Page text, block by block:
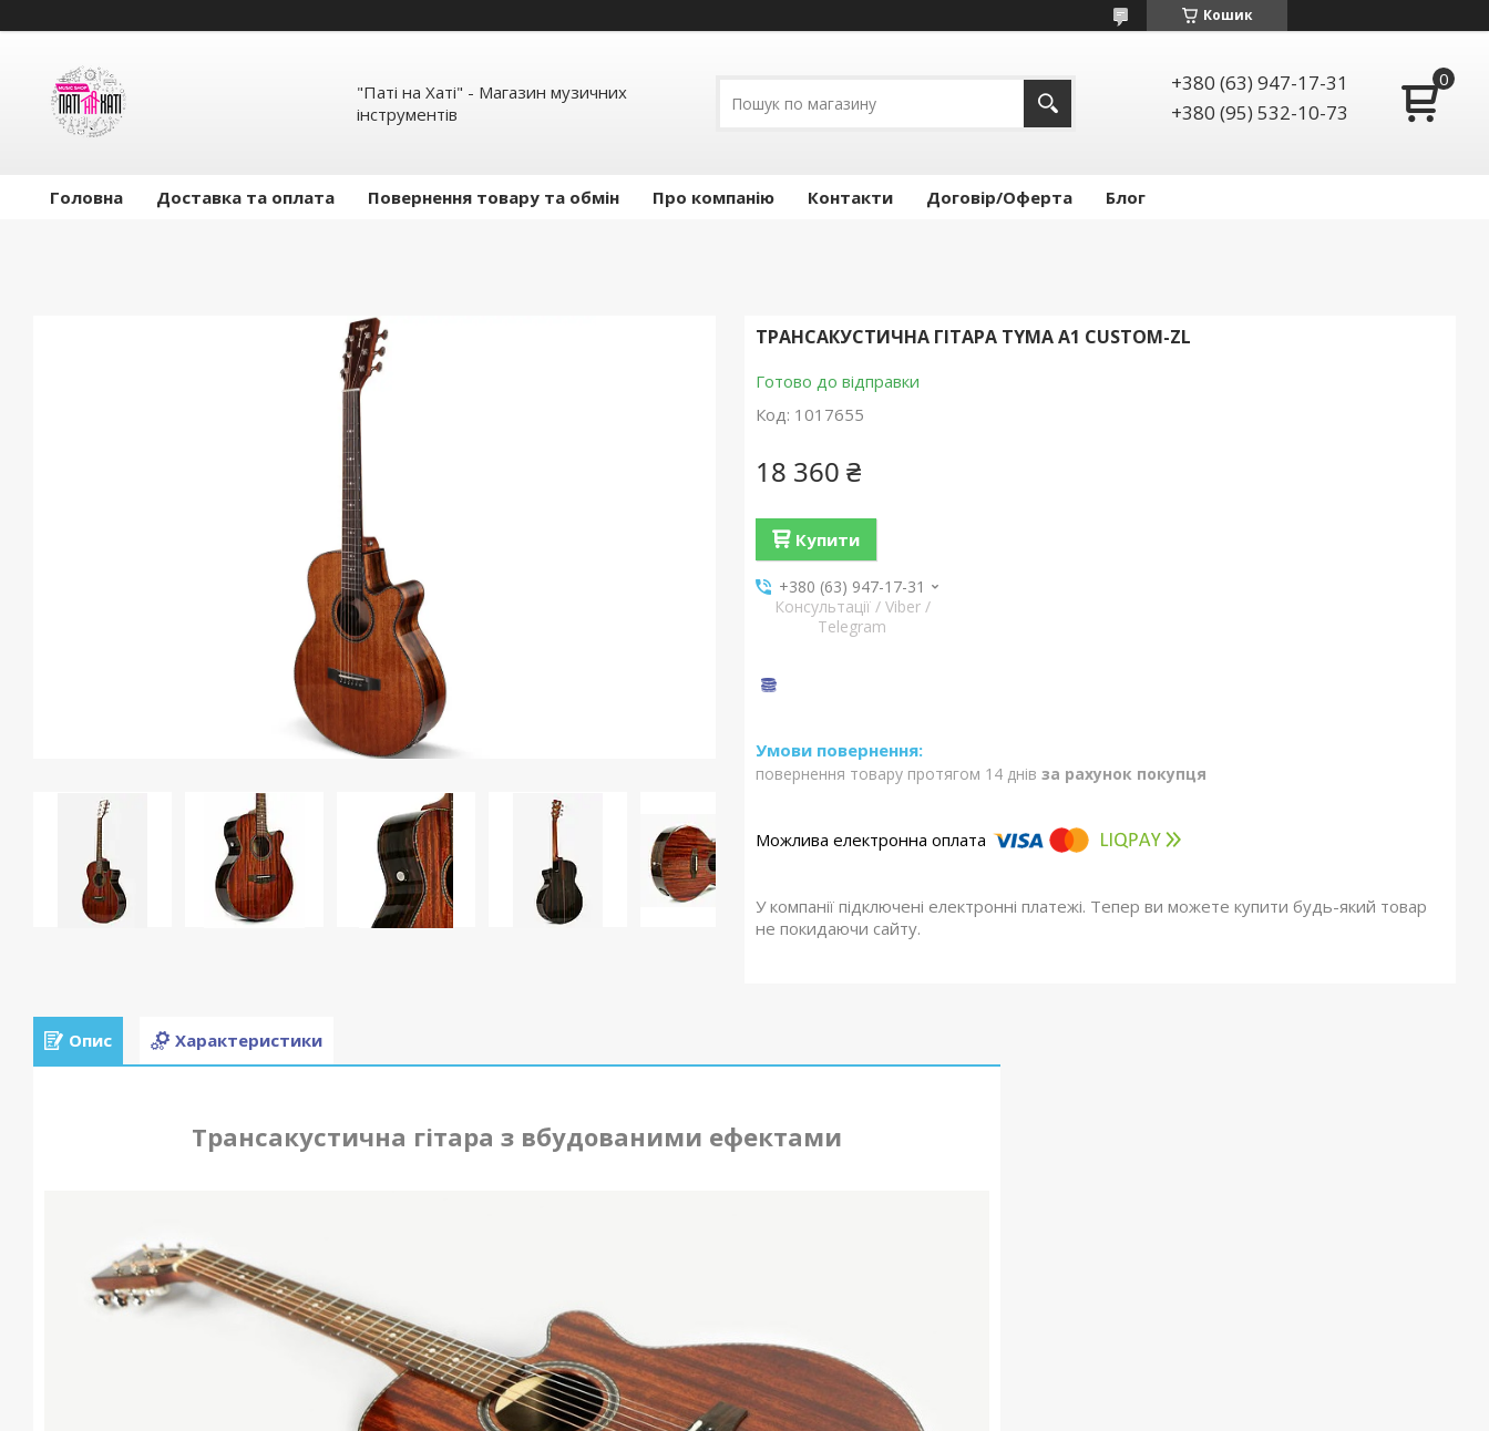
Кошик
"Паті на Хаті" - Магазин музичних
інструментів
+380 (63) 947-17-31
+380 (95) 532-10-73
Головна Доставка та оплата Повернення товару та обмін Про компанію Контакти Договір/Оферта Блог
ТРАНСАКУСТИЧНА ГІТАРА TYMA A1 CUSTOM-ZL
Готово до відправки
Код: 1017655
18 360 ₴
Купити
+380 (63) 947-17-31
Консультації / Viber /
Telegram
повернення товару протягом 14 днів за рахунок покупця
У компанії підключені електронні платежі. Тепер ви можете купити будь-який товар
не покидаючи сайту.
Опис Характеристики
Трансакустична гітара з вбудованими ефектами